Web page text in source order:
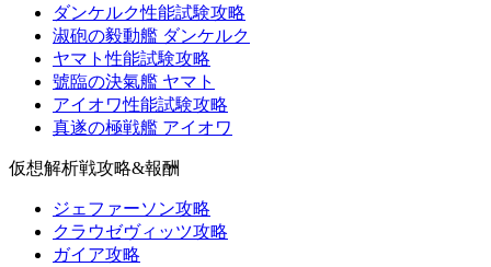
ダンケルク性能試験攻略
淑砲の毅動艦 ダンケルク
ヤマト性能試験攻略
號臨の決氣艦 ヤマト
アイオワ性能試験攻略
真遂の極戦艦 アイオワ
仮想解析戦攻略&報酬
ジェファーソン攻略
クラウゼヴィッツ攻略
ガイア攻略